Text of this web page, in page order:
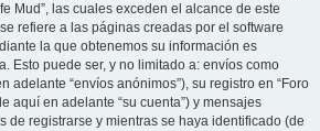
Mud”, las cuales exceden el alcance de este
refiere a las páginas creadas por el software
la que obtenemos su información es
Esto puede ser, y no limitado a: envíos como
adelante “envíos anónimos”), su registro en “Foro
aquí en adelante “su cuenta”) y mensajes
de registrarse y mientras se haya identificado (de